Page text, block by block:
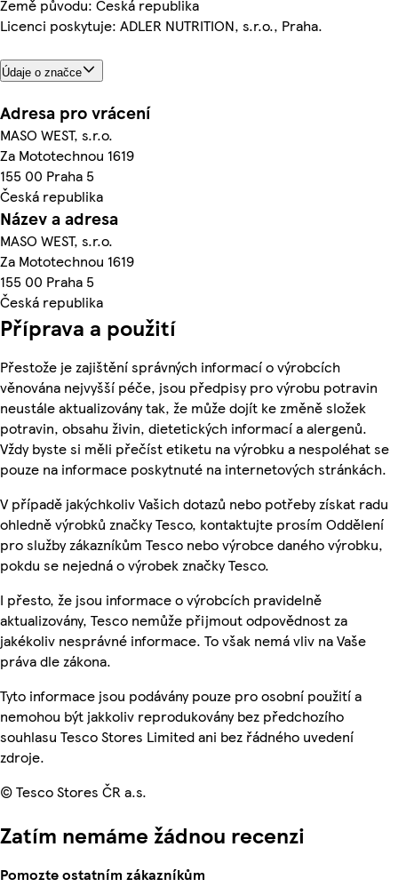
Země původu: Česká republika
Licenci poskytuje: ADLER NUTRITION, s.r.o., Praha.
Údaje o značce
Adresa pro vrácení
MASO WEST, s.r.o.
Za Mototechnou 1619
155 00 Praha 5
Česká republika
Název a adresa
MASO WEST, s.r.o.
Za Mototechnou 1619
155 00 Praha 5
Česká republika
Příprava a použití
Přestože je zajištění správných informací o výrobcích
věnována nejvyšší péče, jsou předpisy pro výrobu potravin
neustále aktualizovány tak, že může dojít ke změně složek
potravin, obsahu živin, dietetických informací a alergenů.
Vždy byste si měli přečíst etiketu na výrobku a nespoléhat se
pouze na informace poskytnuté na internetových stránkách.
V případě jakýchkoliv Vašich dotazů nebo potřeby získat radu
ohledně výrobků značky Tesco, kontaktujte prosím Oddělení
pro služby zákazníkům Tesco nebo výrobce daného výrobku,
pokdu se nejedná o výrobek značky Tesco.
I přesto, že jsou informace o výrobcích pravidelně
aktualizovány, Tesco nemůže přijmout odpovědnost za
jakékoliv nesprávné informace. To však nemá vliv na Vaše
práva dle zákona.
Tyto informace jsou podávány pouze pro osobní použití a
nemohou být jakkoliv reprodukovány bez předchozího
souhlasu Tesco Stores Limited ani bez řádného uvedení
zdroje.
© Tesco Stores ČR a.s.
Zatím nemáme žádnou recenzi
Pomozte ostatním zákazníkům